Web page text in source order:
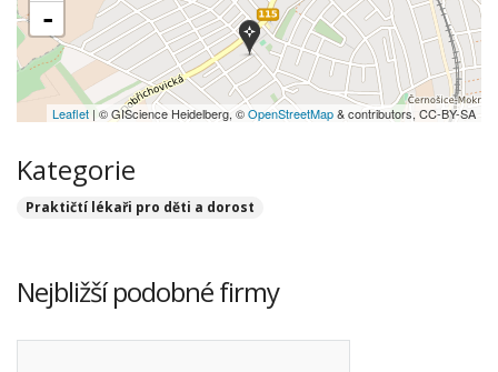
-
Leaflet | © GIScience Heidelberg, ©OpenStreetMap& contributors, CC-BY-SA
Kategorie
Praktičtí lékaři pro děti a dorost
Nejbližší podobné firmy